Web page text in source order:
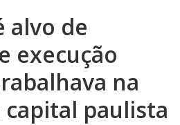
alvo de
execução
na
capital paulista